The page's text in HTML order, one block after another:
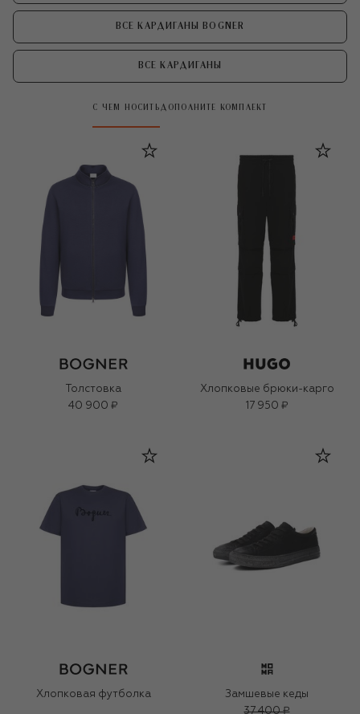
ВСЕ КАРДИГАНЫ BOGNER
ВСЕ КАРДИГАНЫ
С ЧЕМ НОСИТЬ ДОПОЛНИТЕ КОМПЛЕКТ
Толстовка
40 900 ₽
Хлопковые брюки-карго
17 950 ₽
Хлопковая футболка
Замшевые кеды
37 400 ₽